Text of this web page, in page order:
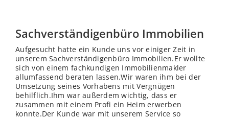
Sachverständigenbüro Immobilien
Aufgesucht hatte ein Kunde uns vor einiger Zeit in
unserem Sachverständigenbüro Immobilien.Er wollte
sich von einem fachkundigen Immobilienmakler
allumfassend beraten lassen.Wir waren ihm bei der
Umsetzung seines Vorhabens mit Vergnügen
behilflich.Ihm war außerdem wichtig, dass er
zusammen mit einem Profi ein Heim erwerben
konnte.Der Kunde war mit unserem Service so